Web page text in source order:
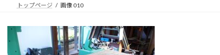
トップページ 画像 010